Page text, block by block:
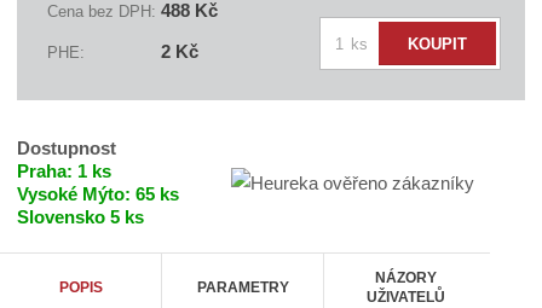
C
C
A
A
0
3
Cena bez DPH: 488 Kč
PHE: 2 Kč
p
ks KOUPIT
Dostupnost
Praha: 1 ks
Vysoké Mýto: 65 ks
Slovensko 5 ks
POPIS PARAMETRY
NÁZORY
UŽIVATELŮ